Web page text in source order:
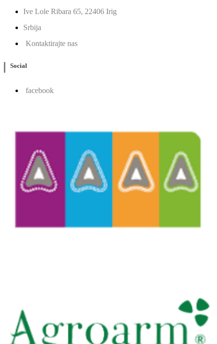
Ive Lole Ribara 65, 22406 Irig
Srbija
Kontaktirajte nas
Social
facebook